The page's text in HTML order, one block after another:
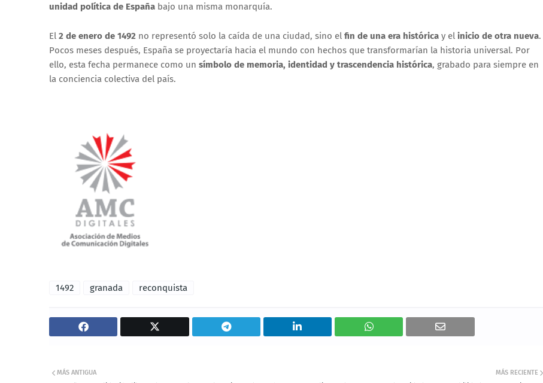
unidad política de España bajo una misma monarquía.
El 2 de enero de 1492 no representó solo la caída de una ciudad, sino el fin de una era histórica y el inicio de otra nueva.
Pocos meses después, España se proyectaría hacia el mundo con hechos que transformarían la historia universal. Por
ello, esta fecha permanece como un símbolo de memoria, identidad y trascendencia histórica, grabado para siempre en
la conciencia colectiva del país.
1492 granada reconquista
MÁS RECIENTE
MÁS ANTIGUA